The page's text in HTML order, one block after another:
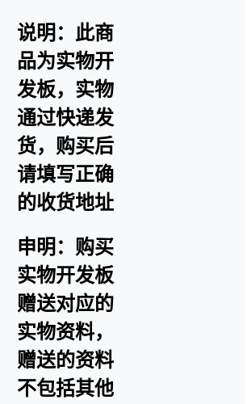
说明：此商
品为实物开
发板，实物
通过快递发
货，购买后
请填写正确
的收货地址
申明：购买
实物开发板
赠送对应的
实物资料，
赠送的资料
不包括其他